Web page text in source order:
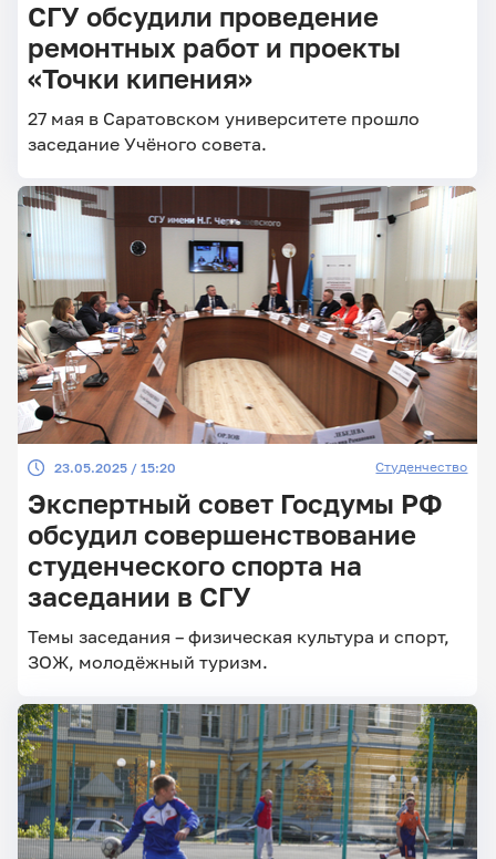
СГУ обсудили проведение
ремонтных работ и проекты
«Точки кипения»
27 мая в Саратовском университете прошло
заседание Учёного совета.
23.05.2025 / 15:20 Студенчество
Экспертный совет Госдумы РФ
обсудил совершенствование
студенческого спорта на
заседании в СГУ
Темы заседания – физическая культура и спорт,
ЗОЖ, молодёжный туризм.